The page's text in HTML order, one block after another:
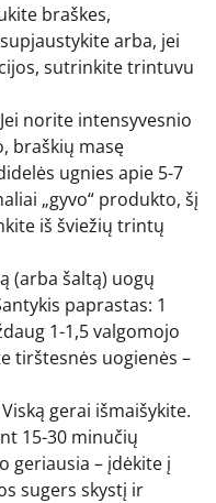
braškes,
arba, jei
sutrinkite trintuvu
Jei norite intensyvesnio
braškių masę
ugnies apie 5-7
„gyvo“ produkto, šį
iš šviežių trintų
(arba šaltą) uogų
paprastas: 1
1-1,5 valgomojo
tirštesnės uogienės –
Viską gerai išmaišykite.
15-30 minučių
geriausia – įdėkite į
sugers skystį ir